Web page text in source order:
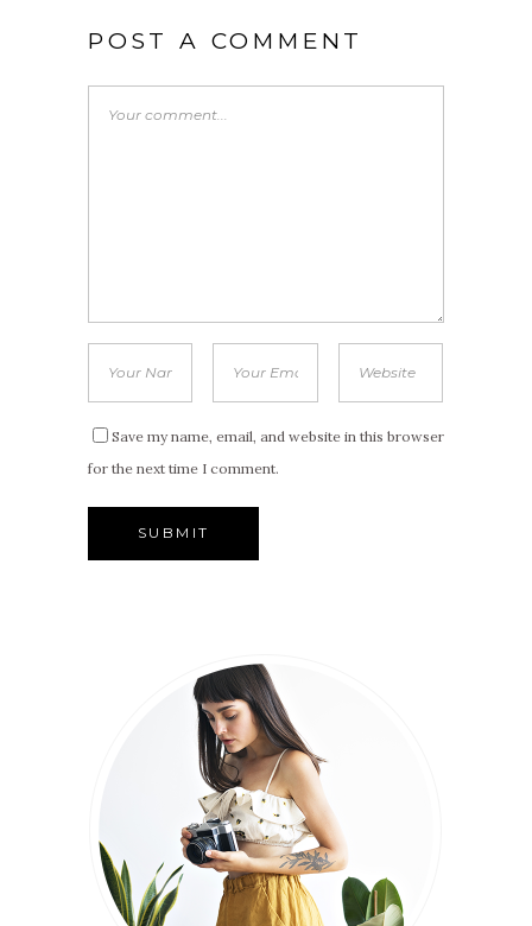
POST A COMMENT
Save my name, email, and website in this browser
for the next time I comment.